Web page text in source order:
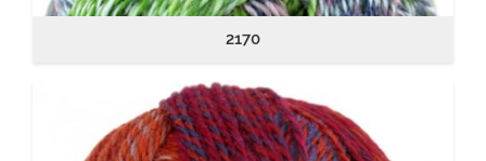
2170